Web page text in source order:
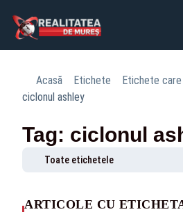
Acasă Etichete
Etichete
ciclonul ashley
Tag: ciclonul
Toate etichetele
ARTICOLE CU